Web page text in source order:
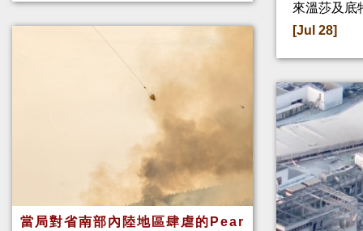
當局對省南部內陸地區肆虐的Pear
來溫莎及底
[Jul 28]